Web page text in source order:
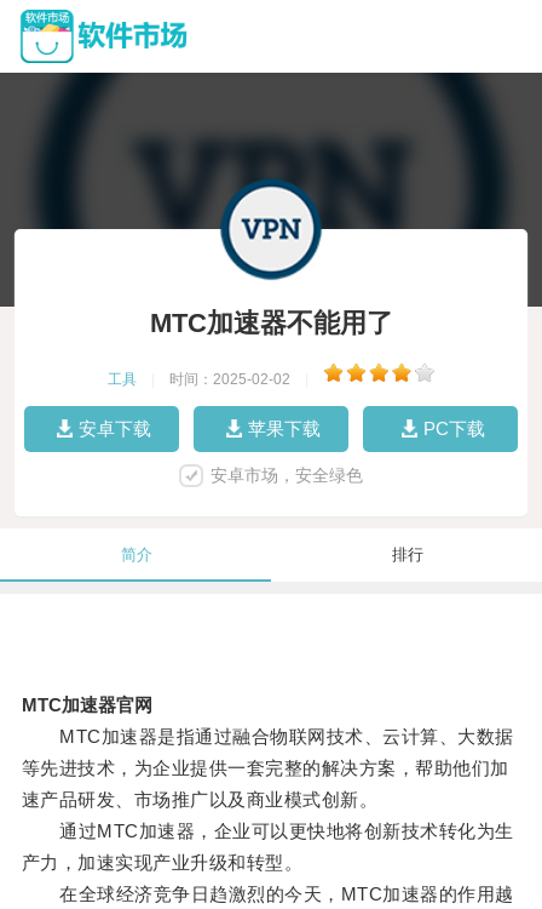
MTC加速器不能用了
工具 时间：2025-02-02
安卓下载 苹果下载 PC下载
安卓市场，安全绿色
简介 排行
MTC加速器官网
MTC加速器是指通过融合物联网技术、云计算、大数据
等先进技术，为企业提供一套完整的解决方案，帮助他们加
速产品研发、市场推广以及商业模式创新。
通过MTC加速器，企业可以更快地将创新技术转化为生
产力，加速实现产业升级和转型。
在全球经济竞争日趋激烈的今天，MTC加速器的作用越